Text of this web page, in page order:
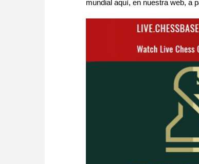
mundial aquí, en nuestra web, a